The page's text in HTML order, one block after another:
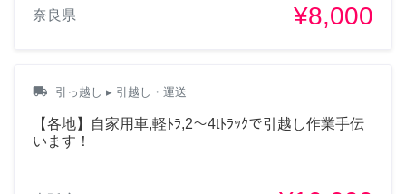
奈良県 ¥8,000
local_shipping 引っ越し ▸ 引越し・運送
【各地】自家用車,軽ﾄﾗ,2～4tﾄﾗｯｸで引越し作業手伝
います！